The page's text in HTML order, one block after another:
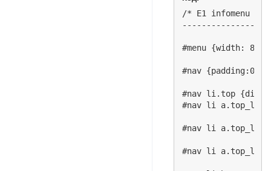
          <ul>
              <ul>
</
/* E1 infomenu
#menu {width:
#nav {padding:0;
#nav li.top
#nav li
#nav li a.top_link
#nav li a.top_link